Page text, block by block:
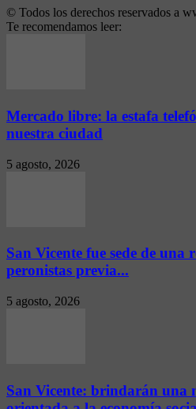
© Todos los derechos reservados a
Te recomendamos leer:
Mercado libre: la estafa
nuestra ciudad
5 agosto, 2026
San Vicente fue sede de una
peronistas previa...
5 agosto, 2026
San Vicente: brindarán una